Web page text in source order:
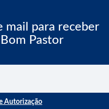
mail para receber
Pastor
Autorização